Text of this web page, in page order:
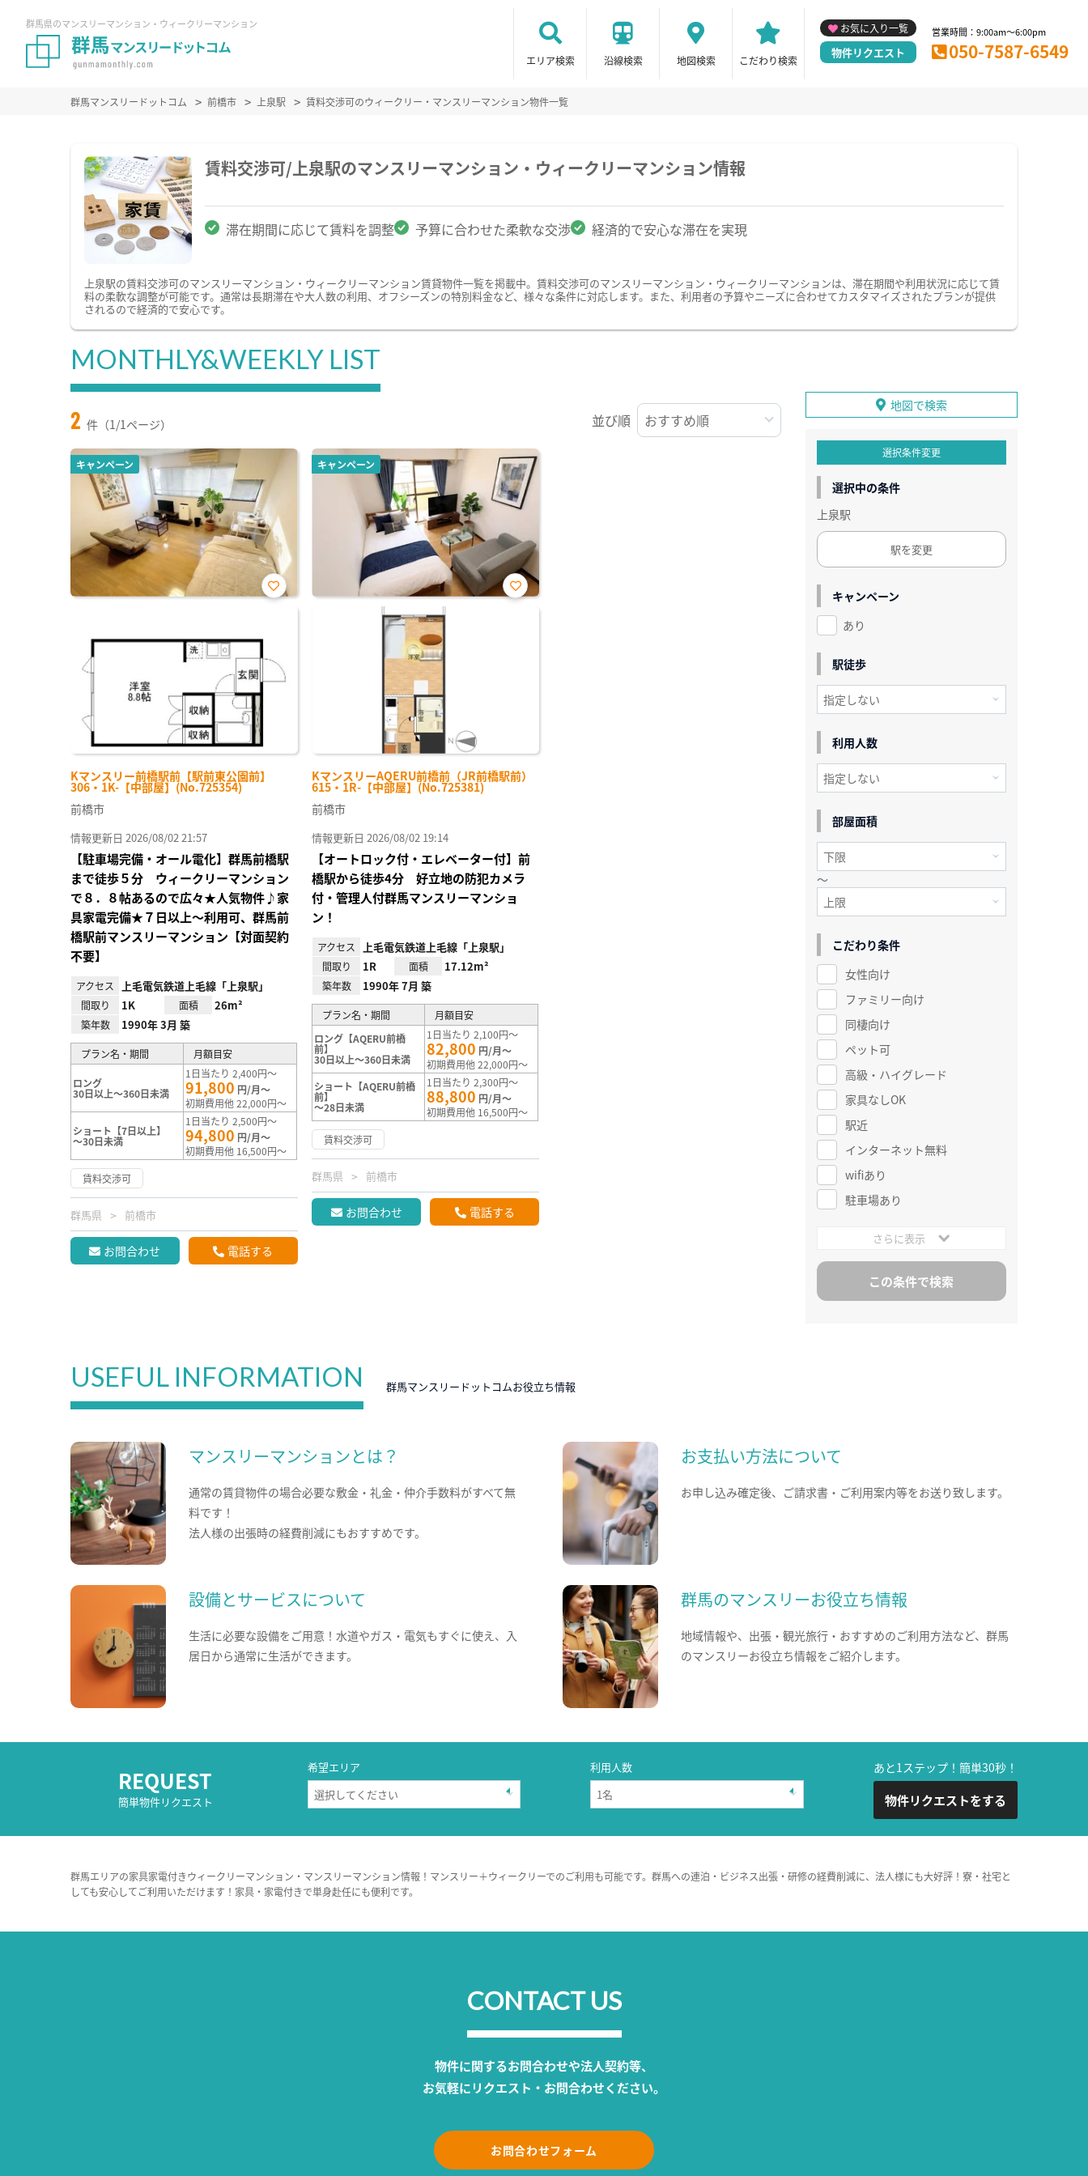
群馬県のマンスリーマンション・ウィークリーマンション
エリア検索 沿線検索 地図検索 こだわり検索
お気に入り一覧
物件リクエスト
営業時間：9:00am～6:00pm
050-7587-6549
群馬マンスリードットコム 前橋市 上泉駅 賃料交渉可のウィークリー・マンスリーマンション物件一覧
賃料交渉可/上泉駅のマンスリーマンション・ウィークリーマンション情報
滞在期間に応じて賃料を調整 予算に合わせた柔軟な交渉 経済的で安心な滞在を実現
上泉駅の賃料交渉可のマンスリーマンション・ウィークリーマンション賃貸物件一覧を掲載中。賃料交渉可のマンスリーマンション・ウィークリーマンションは、滞在期間や利用状況に応じて賃
料の柔軟な調整が可能です。通常は長期滞在や大人数の利用、オフシーズンの特別料金など、様々な条件に対応します。また、利用者の予算やニーズに合わせてカスタマイズされたプランが提供
されるので経済的で安心です。
MONTHLY&WEEKLY LIST
2 件（1/1ページ） 並び順
キャンペーン
Kマンスリー前橋駅前【駅前東公園前】
306・1K-【中部屋】(No.725354)
お気
録
前橋市
情報更新日 2026/08/02 21:57
【駐車場完備・オール電化】群馬前橋駅
まで徒歩５分 ウィークリーマンション
で８．８帖あるので広々★人気物件♪家
具家電完備★７日以上～利用可、群馬前
橋駅前マンスリーマンション【対面契約
不要】
アクセス 上毛電気鉄道上毛線「上泉駅」
間取り 1K 面積 26m²
築年数 1990年 3月 築
プラン名・期間 月額目安
ロング
30日以上～360日未満
1日当たり 2,400円～
91,800 円/月～
初期費用他 22,000円～
ショート【7日以上】
～30日未満
1日当たり 2,500円～
94,800 円/月～
初期費用他 16,500円～
賃料交渉可
群馬県 前橋市
お問合わせ 電話する
キャンペーン
KマンスリーAQERU前橋前（JR前橋駅前）
615・1R-【中部屋】(No.725381)
お気
前橋市
情報更新日 2026/08/02 19:14
【オートロック付・エレベーター付】前
橋駅から徒歩4分 好立地の防犯カメラ
付・管理人付群馬マンスリーマンショ
ン！
アクセス 上毛電気鉄道上毛線「上泉駅」
間取り 1R 面積 17.12m²
築年数 1990年 7月 築
プラン名・期間
月額目安
ロング【AQERU前橋
前】
30日以上～360日未満
1日当たり 2,100円～
82,800 円/月～
初期費用他 22,000円～
ショート【AQERU前橋
前】
～28日未満
1日当たり 2,300円～
88,800 円/月～
初期費用他 16,500円～
賃料交渉可
群馬県 前橋市
お問合わせ 電話する
地図で検索
選択条件変更
選択中の条件
上泉駅
駅を変更
キャンペーン
あり
駅徒歩
利用人数
部屋面積
～
こだわり条件
女性向け
ファミリー向け
同棲向け
ペット可
高級・ハイグレード
家具なしOK
駅近
インターネット無料
wifiあり
駐車場あり
さらに表示
USEFUL INFORMATION 群馬マンスリードットコムお役立ち情報
マンスリーマンションとは？
通常の賃貸物件の場合必要な敷金・礼金・仲介手数料がすべて無
料です！
法人様の出張時の経費削減にもおすすめです。
お支払い方法について
お申し込み確定後、ご請求書・ご利用案内等をお送り致します。
設備とサービスについて
生活に必要な設備をご用意！水道やガス・電気もすぐに使え、入
居日から通常に生活ができます。
群馬のマンスリーお役立ち情報
地域情報や、出張・観光旅行・おすすめのご利用方法など、群馬
のマンスリーお役立ち情報をご紹介します。
REQUEST
簡単物件リクエスト
希望エリア 利用人数 あと1ステップ！簡単30秒！
物件リクエストをする
群馬エリアの家具家電付きウィークリーマンション・マンスリーマンション情報！マンスリー＋ウィークリーでのご利用も可能です。群馬への連泊・ビジネス出張・研修の経費削減に、法人様にも大好評！寮・社宅と
しても安心してご利用いただけます！家具・家電付きで単身赴任にも便利です。
CONTACT US
物件に関するお問合わせや法人契約等、
お気軽にリクエスト・お問合わせください。
お問合わせフォーム